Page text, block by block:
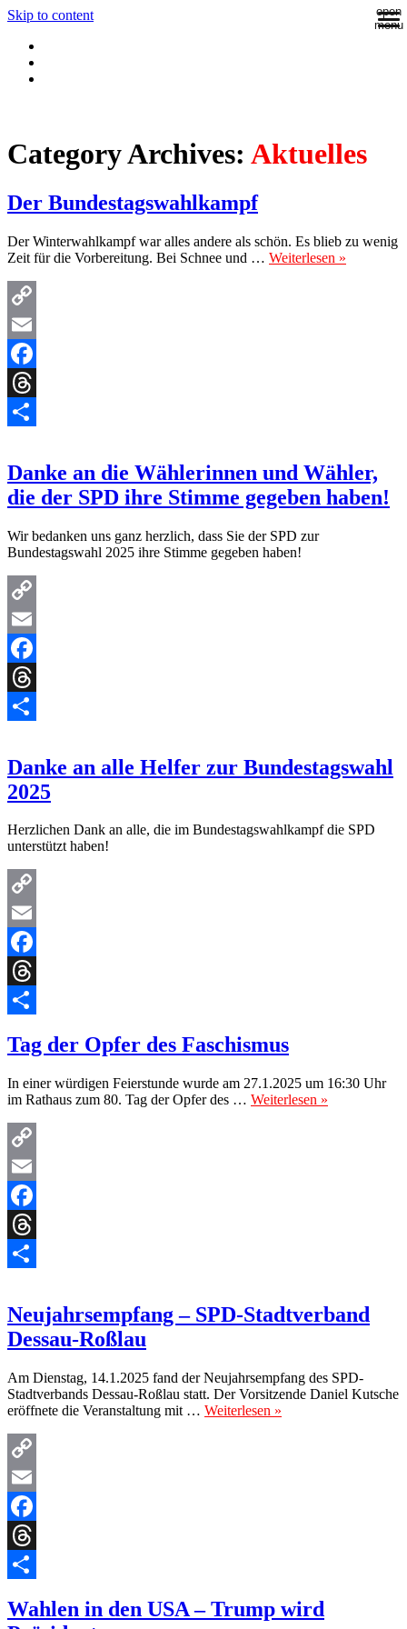
Skip to content
open
menu
Category Archives: Aktuelles
Der Bundestagswahlkampf
Der Winterwahlkampf war alles andere als schön. Es blieb zu wenig
Zeit für die Vorbereitung. Bei Schnee und … Weiterlesen »
Copy
Link
Email
Facebook
Threads
Danke an die Wählerinnen und Wähler,
die der SPD ihre Stimme gegeben haben!
Wir bedanken uns ganz herzlich, dass Sie der SPD zur
Bundestagswahl 2025 ihre Stimme gegeben haben!
Copy
Link
Email
Facebook
Threads
Danke an alle Helfer zur Bundestagswahl
2025
Herzlichen Dank an alle, die im Bundestagswahlkampf die SPD
unterstützt haben!
Copy
Link
Email
Facebook
Threads
Tag der Opfer des Faschismus
In einer würdigen Feierstunde wurde am 27.1.2025 um 16:30 Uhr
im Rathaus zum 80. Tag der Opfer des … Weiterlesen »
Copy
Link
Email
Facebook
Threads
Neujahrsempfang – SPD-Stadtverband
Dessau-Roßlau
Am Dienstag, 14.1.2025 fand der Neujahrsempfang des SPD-
Stadtverbands Dessau-Roßlau statt. Der Vorsitzende Daniel Kutsche
eröffnete die Veranstaltung mit … Weiterlesen »
Copy
Link
Email
Facebook
Threads
Wahlen in den USA – Trump wird